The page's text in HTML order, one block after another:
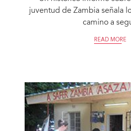
juventud de Zambia señala
camino a
READ MORE